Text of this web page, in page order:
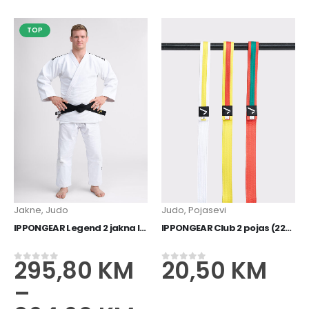
TOP
Jakne, Judo
IPPONGEAR Legend 2 jakna IJF bijela
0od 5
295,80 KM
–
Judo, Pojasevi
IPPONGEAR Club 2 pojas (220-320)
0od 5
20,50 KM